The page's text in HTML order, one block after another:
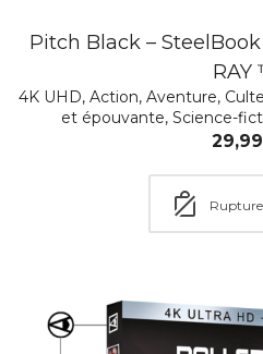
Pitch Black –
RAY
4K UHD, Action, Aventure, Culte
et épouvante, Science-
29,99